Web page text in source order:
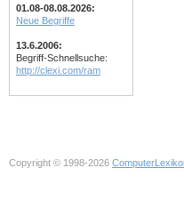
01.08-08.08.2026:
Neue Begriffe
13.6.2006:
Begriff-Schnellsuche:
http://clexi.com/ram
Copyright © 1998-2026